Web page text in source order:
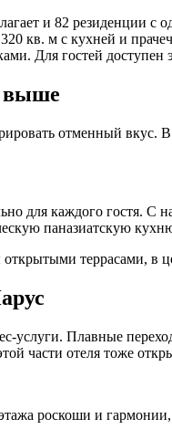
и 82 резиденции с
кв. м с кухней и
Для гостей доступен
выше
отменный вкус.
для каждого гостя.
паназиатскую
открытыми террасами,
услуги. Плавные
части отеля тоже
роскоши и